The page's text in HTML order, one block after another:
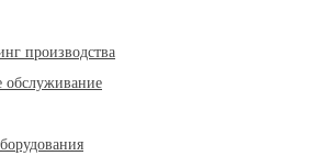
производства
обслуживание